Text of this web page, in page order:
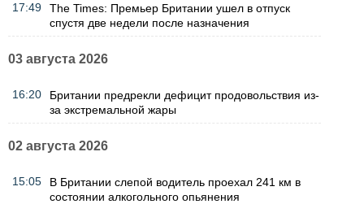
17:49
The Times: Премьер Британии ушел в отпуск
спустя две недели после назначения
03 августа 2026
16:20
Британии предрекли дефицит продовольствия из-
за экстремальной жары
02 августа 2026
15:05
В Британии слепой водитель проехал 241 км в
состоянии алкогольного опьянения